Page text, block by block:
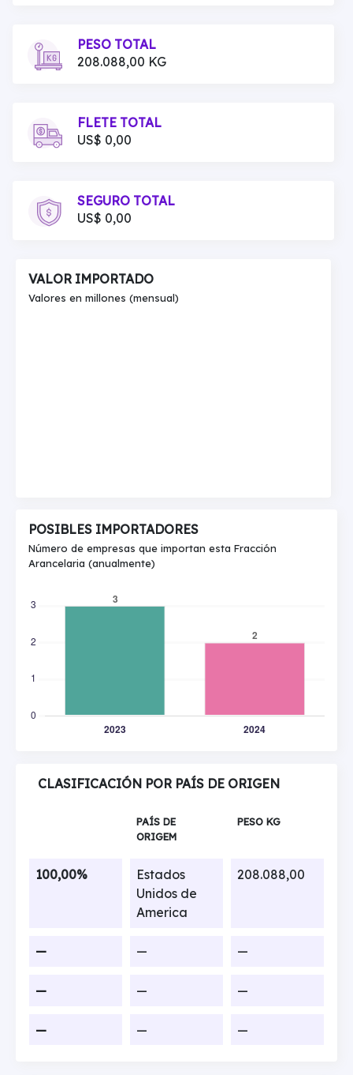
PESO TOTAL
208.088,00 KG
FLETE TOTAL
US$ 0,00
SEGURO TOTAL
US$ 0,00
VALOR IMPORTADO
Valores en millones (mensual)
POSIBLES IMPORTADORES
Número de empresas que importan esta Fracción
Arancelaria (anualmente)
CLASIFICACIÓN POR PAÍS DE ORIGEN
PAÍS DE
ORIGEM
PESO KG
100,00%
Estados
Unidos de
America
208.088,00
— — —
— — —
— — —